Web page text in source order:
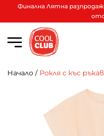
Финална Лятна
Начало / Рокля с къс